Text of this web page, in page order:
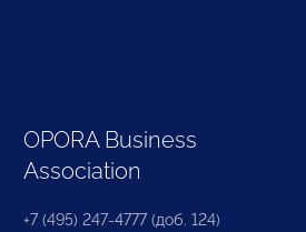
OPORA Business
Association
+7 (495) 247-4777 (доб. 124)